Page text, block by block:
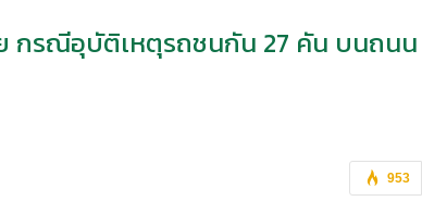
กรณีอุบัติเหตุรถชนกัน 27 คัน บนถนน
953